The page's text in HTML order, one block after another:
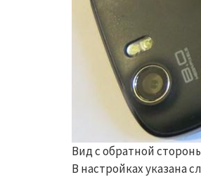
Вид с обратной
В настройках указана